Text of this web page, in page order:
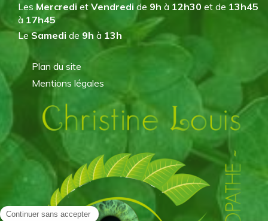
Les Mercrediet Vendredi de 9h à 12h30 et de 13h45
à 17h45
LeSamedi de 9hà 13h
Plan du site
Mentions légales